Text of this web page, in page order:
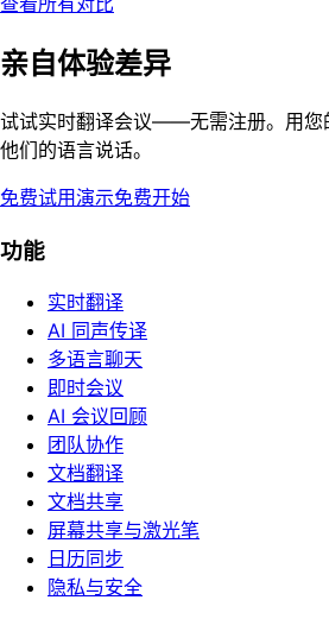
亲自体验差异
试试实时翻译会议——无需注册。用您
他们的语言说话。
免费试用演示免费开始
功能
实时翻译
AI 同声传译
多语言聊天
即时会议
AI 会议回顾
团队协作
文档翻译
文档共享
屏幕共享与激光笔
日历同步
隐私与安全